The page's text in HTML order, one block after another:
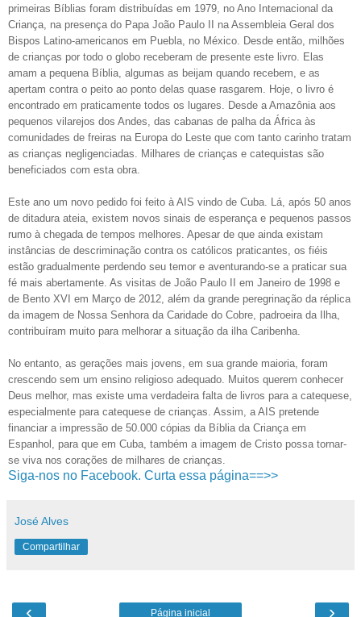
primeiras Bíblias foram distribuídas em 1979, no Ano Internacional da
Criança, na presença do Papa João Paulo II na Assembleia Geral dos
Bispos Latino-americanos em Puebla, no México. Desde então, milhões
de crianças por todo o globo receberam de presente este livro. Elas
amam a pequena Bíblia, algumas as beijam quando recebem, e as
apertam contra o peito ao ponto delas quase rasgarem. Hoje, o livro é
encontrado em praticamente todos os lugares. Desde a Amazônia aos
pequenos vilarejos dos Andes, das cabanas de palha da África às
comunidades de freiras na Europa do Leste que com tanto carinho tratam
as crianças negligenciadas. Milhares de crianças e catequistas são
beneficiados com esta obra.
Este ano um novo pedido foi feito à AIS vindo de Cuba. Lá, após 50 anos
de ditadura ateia, existem novos sinais de esperança e pequenos passos
rumo à chegada de tempos melhores. Apesar de que ainda existam
instâncias de descriminação contra os católicos praticantes, os fiéis
estão gradualmente perdendo seu temor e aventurando-se a praticar sua
fé mais abertamente. As visitas de João Paulo II em Janeiro de 1998 e
de Bento XVI em Março de 2012, além da grande peregrinação da réplica
da imagem de Nossa Senhora da Caridade do Cobre, padroeira da Ilha,
contribuíram muito para melhorar a situação da ilha Caribenha.
No entanto, as gerações mais jovens, em sua grande maioria, foram
crescendo sem um ensino religioso adequado. Muitos querem conhecer
Deus melhor, mas existe uma verdadeira falta de livros para a catequese,
especialmente para catequese de crianças. Assim, a AIS pretende
financiar a impressão de 50.000 cópias da Bíblia da Criança em
Espanhol, para que em Cuba, também a imagem de Cristo possa tornar-
se viva nos corações de milhares de crianças.
Siga-nos no Facebook. Curta essa página==>>
José Alves
Compartilhar
‹ ›
Página inicial